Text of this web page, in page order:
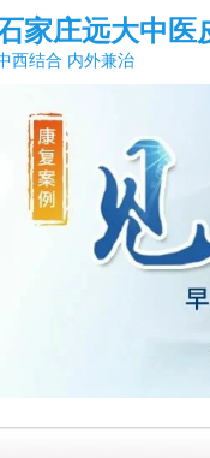
家庄远大中医
西结合 内外兼治